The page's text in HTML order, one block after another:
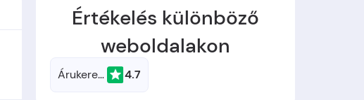
Értékelés különböző
weboldalakon
Árukereső.hu 4.7